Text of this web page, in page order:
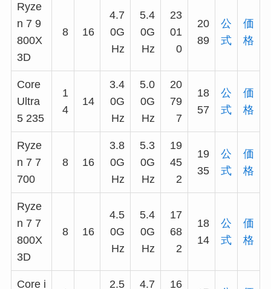
Ryze
n 7 9
800X
3D
8 16
4.7
0G
Hz
5.4
0G
Hz
23
01
0
20
89
公
式
価
格
Core
Ultra
5 235
1
4
14
3.4
0G
Hz
5.0
0G
Hz
20
79
7
18
57
公
式
価
格
Ryze
n 7 7
700
8 16
3.8
0G
Hz
5.3
0G
Hz
19
45
2
19
35
公
式
価
格
Ryze
n 7 7
800X
3D
8 16
4.5
0G
Hz
5.4
0G
Hz
17
68
2
18
14
公
式
価
格
Core i
2.5
4.7
16